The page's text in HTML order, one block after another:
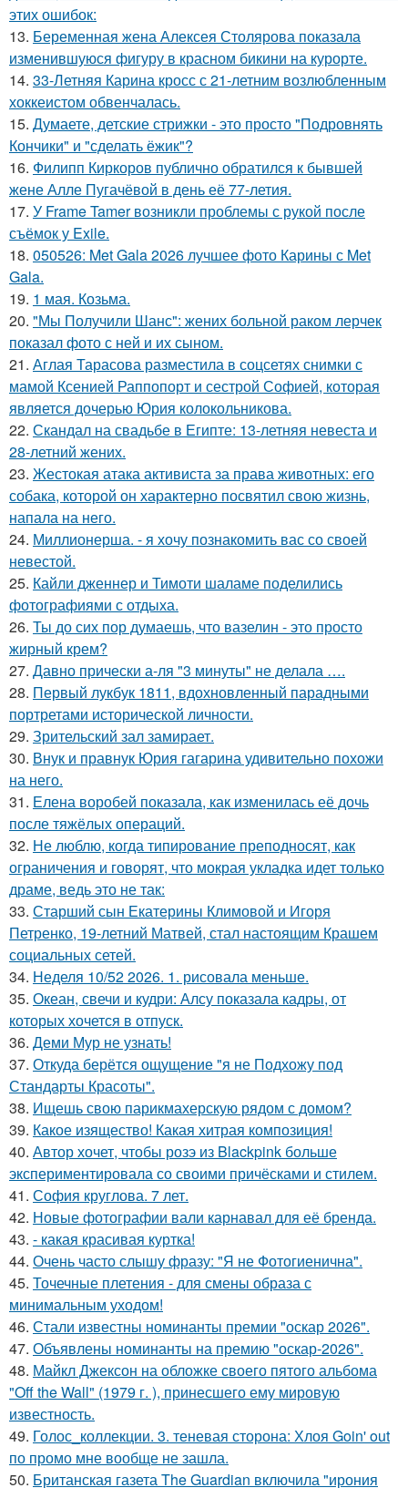
этих ошибок:
13. Беременная жена Алексея Столярова показала
изменившуюся фигуру в красном бикини на курорте.
14. 33-Летняя Карина кросс с 21-летним возлюбленным
хоккеистом обвенчалась.
15. Думаете, детские стрижки - это просто "Подровнять
Кончики" и "сделать ёжик"?
16. Филипп Киркоров публично обратился к бывшей
жене Алле Пугачёвой в день её 77-летия.
17. У Frame Tamer возникли проблемы с рукой после
съёмок у Exile.
18. 050526: Met Gala 2026 лучшее фото Карины с Met
Gala.
19. 1 мая. Козьма.
20. "Мы Получили Шанс": жених больной раком лерчек
показал фото с ней и их сыном.
21. Аглая Тарасова разместила в соцсетях снимки с
мамой Ксенией Раппопорт и сестрой Софией, которая
является дочерью Юрия колокольникова.
22. Скандал на свадьбе в Египте: 13-летняя невеста и
28-летний жених.
23. Жестокая атака активиста за права животных: его
собака, которой он характерно посвятил свою жизнь,
напала на него.
24. Миллионерша. - я хочу познакомить вас со своей
невестой.
25. Кайли дженнер и Тимоти шаламе поделились
фотографиями с отдыха.
26. Ты до сих пор думаешь, что вазелин - это просто
жирный крем?
27. Давно прически а-ля "3 минуты" не делала ….
28. Первый лукбук 1811, вдохновленный парадными
портретами исторической личности.
29. Зрительский зал замирает.
30. Внук и правнук Юрия гагарина удивительно похожи
на него.
31. Елена воробей показала, как изменилась её дочь
после тяжёлых операций.
32. Не люблю, когда типирование преподносят, как
ограничения и говорят, что мокрая укладка идет только
драме, ведь это не так:
33. Старший сын Екатерины Климовой и Игоря
Петренко, 19-летний Матвей, стал настоящим Крашем
социальных сетей.
34. Неделя 10/52 2026. 1. рисовала меньше.
35. Океан, свечи и кудри: Алсу показала кадры, от
которых хочется в отпуск.
36. Деми Мур не узнать!
37. Откуда берётся ощущение "я не Подхожу под
Стандарты Красоты".
38. Ищешь свою парикмахерскую рядом с домом?
39. Какое изящество! Какая хитрая композиция!
40. Автор хочет, чтобы розэ из Blackpink больше
экспериментировала со своими причёсками и стилем.
41. София круглова. 7 лет.
42. Новые фотографии вали карнавал для её бренда.
43. - какая красивая куртка!
44. Очень часто слышу фразу: "Я не Фотогиенична".
45. Точечные плетения - для смены образа с
минимальным уходом!
46. Стали известны номинанты премии "оскар 2026".
47. Объявлены номинанты на премию "оскар-2026".
48. Майкл Джексон на обложке своего пятого альбома
"Off the Wall" (1979 г. ), принесшего ему мировую
известность.
49. Голос_коллекции. 3. теневая сторона: Хлоя Goin' out
по промо мне вообще не зашла.
50. Британская газета The Guardian включила "ирония